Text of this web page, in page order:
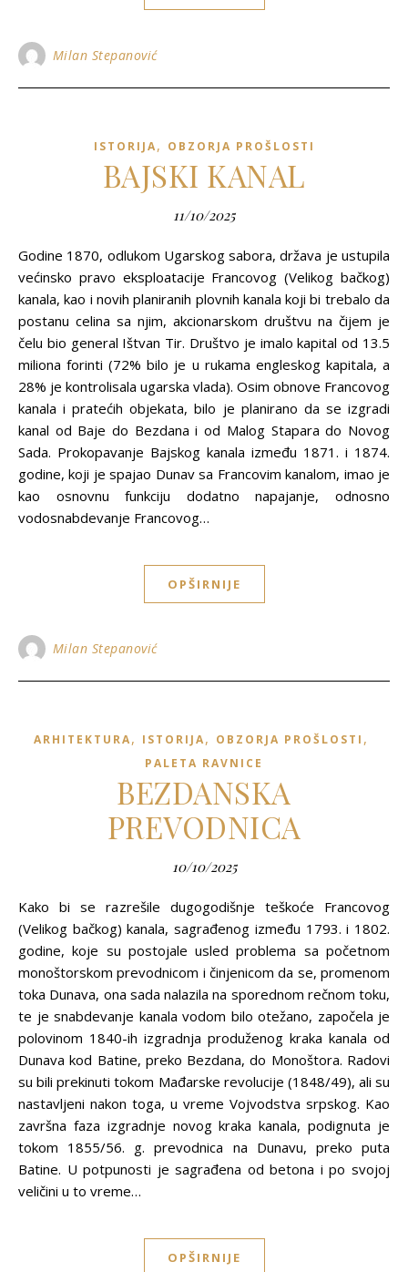
Milan Stepanović
ISTORIJA, OBZORJA PROŠLOSTI
BAJSKI KANAL
11/10/2025
Godine 1870, odlukom Ugarskog sabora, država je ustupila
većinsko pravo eksploatacije Francovog (Velikog bačkog)
kanala, kao i novih planiranih plovnih kanala koji bi trebalo da
postanu celina sa njim, akcionarskom društvu na čijem je
čelu bio general Ištvan Tir. Društvo je imalo kapital od 13.5
miliona forinti (72% bilo je u rukama engleskog kapitala, a
28% je kontrolisala ugarska vlada). Osim obnove Francovog
kanala i pratećih objekata, bilo je planirano da se izgradi
kanal od Baje do Bezdana i od Malog Stapara do Novog
Sada. Prokopavanje Bajskog kanala između 1871. i 1874.
godine, koji je spajao Dunav sa Francovim kanalom, imao je
kao osnovnu funkciju dodatno napajanje, odnosno
vodosnabdevanje Francovog…
OPŠIRNIJE
Milan Stepanović
ARHITEKTURA, ISTORIJA, OBZORJA PROŠLOSTI ,
PALETA RAVNICE
BEZDANSKA
PREVODNICA
10/10/2025
Kako bi se razrešile dugogodišnje teškoće Francovog
(Velikog bačkog) kanala, sagrađenog između 1793. i 1802.
godine, koje su postojale usled problema sa početnom
monoštorskom prevodnicom i činjenicom da se, promenom
toka Dunava, ona sada nalazila na sporednom rečnom toku,
te je snabdevanje kanala vodom bilo otežano, započela je
polovinom 1840-ih izgradnja produženog kraka kanala od
Dunava kod Batine, preko Bezdana, do Monoštora. Radovi
su bili prekinuti tokom Mađarske revolucije (1848/49), ali su
nastavljeni nakon toga, u vreme Vojvodstva srpskog. Kao
završna faza izgradnje novog kraka kanala, podignuta je
tokom 1855/56. g. prevodnica na Dunavu, preko puta
Batine. U potpunosti je sagrađena od betona i po svojoj
veličini u to vreme…
OPŠIRNIJE